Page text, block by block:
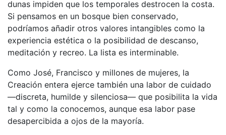
dunas impiden que los temporales destrocen la costa.
Si pensamos en un bosque bien conservado,
podríamos añadir otros valores intangibles como la
experiencia estética o la posibilidad de descanso,
meditación y recreo. La lista es interminable.
Como José, Francisco y millones de mujeres, la
Creación entera ejerce también una labor de cuidado
—discreta, humilde y silenciosa— que posibilita la vida
tal y como la conocemos, aunque esa labor pase
desapercibida a ojos de la mayoría.